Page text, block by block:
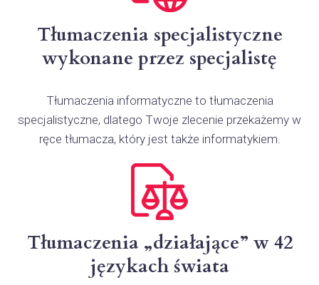
Tłumaczenia specjalistyczne
wykonane przez specjalistę
Tłumaczenia informatyczne to tłumaczenia
specjalistyczne, dlatego Twoje zlecenie przekażemy w
ręce tłumacza, który jest także informatykiem.
Tłumaczenia „działające” w 42
językach świata